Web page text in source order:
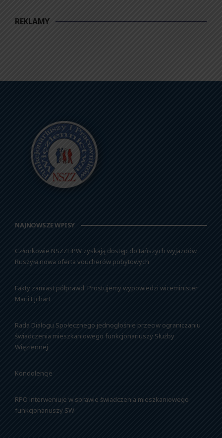
REKLAMY
NAJNOWSZE WPISY
Członkowie NSZZFiPW zyskają dostęp do tańszych wyjazdów.
Ruszyła nowa oferta voucherów pobytowych
Fakty zamiast półprawd. Prostujemy wypowiedzi wiceminister
Marii Ejchart
Rada Dialogu Społecznego jednogłośnie przeciw ograniczaniu
świadczenia mieszkaniowego funkcjonariuszy Służby
Więziennej
Kondolencje
RPO interweniuje w sprawie świadczenia mieszkaniowego
funkcjonariuszy SW